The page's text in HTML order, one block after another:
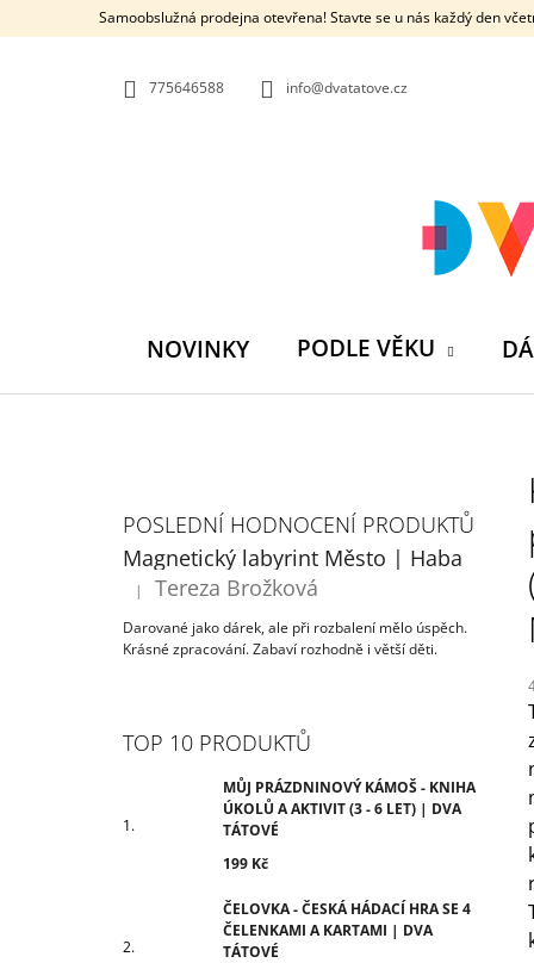
Samoobslužná prodejna otevřena! Stavte se u nás každý den
775646588 info@dvatatove.cz
NOVINKY PODLE VĚKU
POSLEDNÍ HODNOCENÍ PRODUKTŮ
Magnetický labyrint Město | Haba
Hodnocení produktu je 5 z 5 hvězdiček.
| Tereza Brožková
Darované jako dárek, ale při rozbalení mělo úspěch.
Krásné zpracování. Zabaví rozhodně i větší děti.
TOP 10 PRODUKTŮ
MŮJ PRÁZDNINOVÝ KÁMOŠ - KNIHA
ÚKOLŮ A AKTIVIT (3 - 6 LET) | DVA
TÁTOVÉ
199 Kč
ČELOVKA - ČESKÁ HÁDACÍ HRA SE 4
ČELENKAMI A KARTAMI | DVA
TÁTOVÉ
z
O
MŮJ PRÁZDNINOVÝ KÁMOŠ - KNIHA
ÚKOLŮ A AKTIVIT (3 - 6 LET) | DVA
TÁTOVÉ
199 Kč